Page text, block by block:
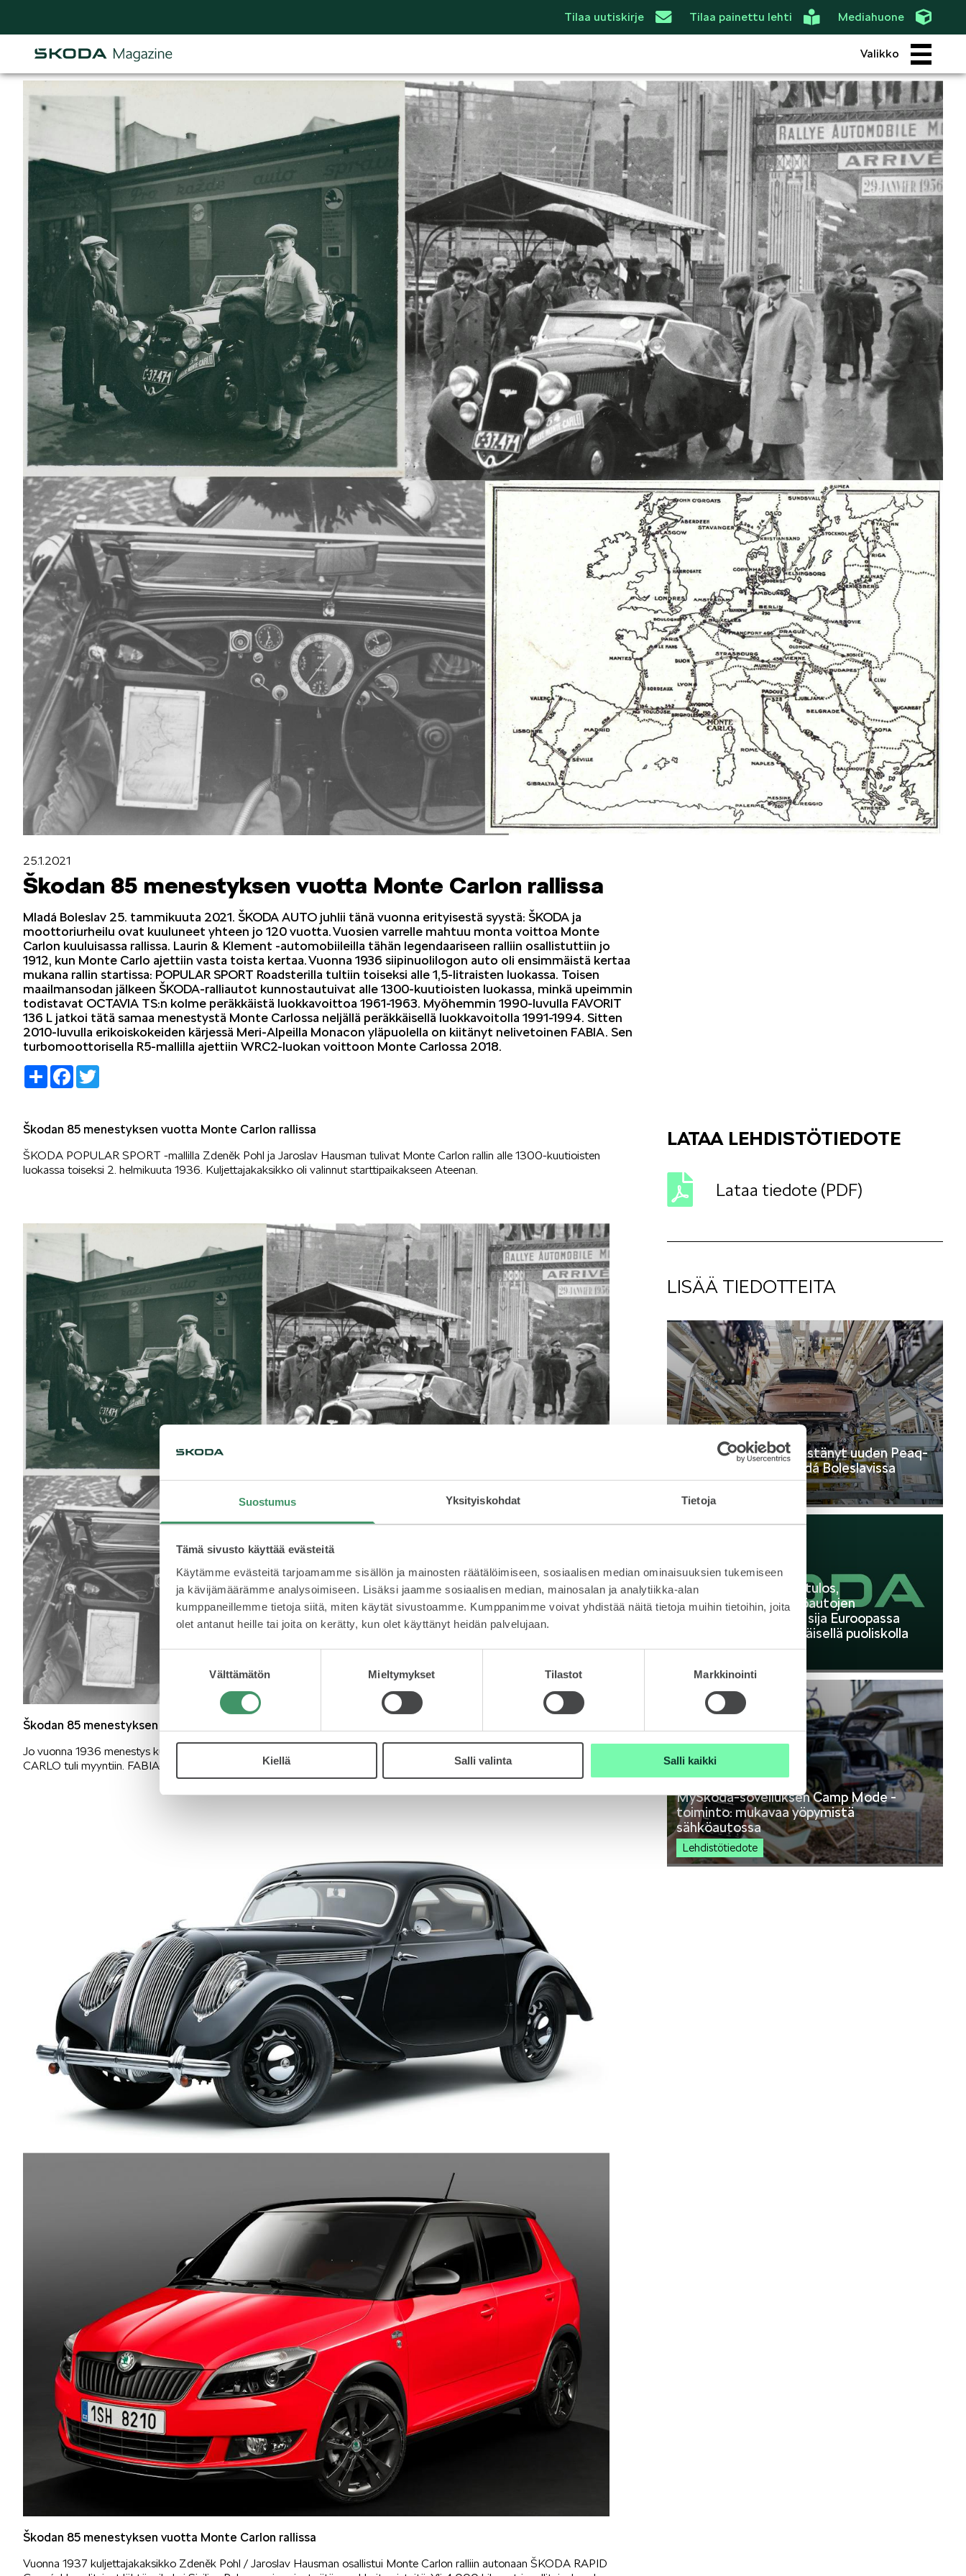
Suostumus Yksityiskohdat Tietoja
Tämä sivusto käyttää evästeitä
Käytämme evästeitä tarjoamamme sisällön ja mainosten räätälöimiseen, sosiaalisen median ominaisuuksien tukemiseen
ja kävijämäärämme analysoimiseen. Lisäksi jaamme sosiaalisen median, mainosalan ja analytiikka-alan
kumppaneillemme tietoja siitä, miten käytät sivustoamme. Kumppanimme voivat yhdistää näitä tietoja muihin tietoihin, joita
olet antanut heille tai joita on kerätty, kun olet käyttänyt heidän palvelujaan.
Välttämätön Mieltymykset Tilastot Markkinointi
Kiellä Salli valinta Salli kaikki
Tilaa uutiskirje Tilaa painettu lehti Mediahuone
Valikko
Osastot
AJANKOHTAISTA & UUTTA LIFESTYLE ŠKODA SPONSOROI SIMPLY CLEVER
SÄHKÖAUTOILU KOEAJOSSA KAASUAUTOT KUVASSA
MEIDÄN ŠKODAMME ŠKODA PALVELEE VASTUULLISUUS ŠKODA 130 VUOTTA
ŠKODA MEDIASSA
SPONSOROINTI &
YHTEISTYÖ
KLASSIKOT RALLI
Mallit
FABIA OCTAVIA SCALA KAMIQ
KAROQ KODIAQ
ELROQ EPIQ PEAQ
25.1.2021
Škodan 85 menestyksen vuotta Monte Carlon rallissa
Mladá Boleslav 25. tammikuuta 2021. ŠKODA AUTO juhlii tänä vuonna erityisestä syystä: ŠKODA ja
moottoriurheilu ovat kuuluneet yhteen jo 120 vuotta. Vuosien varrelle mahtuu monta voittoa Monte
Carlon kuuluisassa rallissa. Laurin & Klement -automobiileilla tähän legendaariseen ralliin osallistuttiin jo
1912, kun Monte Carlo ajettiin vasta toista kertaa. Vuonna 1936 siipinuolilogon auto oli ensimmäistä kertaa
mukana rallin startissa: POPULAR SPORT Roadsterilla tultiin toiseksi alle 1,5-litraisten luokassa. Toisen
maailmansodan jälkeen ŠKODA-ralliautot kunnostautuivat alle 1300-kuutioisten luokassa, minkä upeimmin
todistavat OCTAVIA TS:n kolme peräkkäistä luokkavoittoa 1961-1963. Myöhemmin 1990-luvulla FAVORIT
136 L jatkoi tätä samaa menestystä Monte Carlossa neljällä peräkkäisellä luokkavoitolla 1991-1994. Sitten
2010-luvulla erikoiskokeiden kärjessä Meri-Alpeilla Monacon yläpuolella on kiitänyt nelivetoinen FABIA. Sen
turbomoottorisella R5-mallilla ajettiin WRC2-luokan voittoon Monte Carlossa 2018.
Share Facebook
Škodan 85 menestyksen vuotta Monte Carlon rallissa
ŠKODA POPULAR SPORT -mallilla Zdeněk Pohl ja Jaroslav Hausman tulivat Monte Carlon rallin alle 1300-kuutioisten
luokassa toiseksi 2. helmikuuta 1936. Kuljettajakaksikko oli valinnut starttipaikakseen Ateenan.
Škodan 85 menestyksen vuotta Monte Carlon rallissa
Jo vuonna 1936 menestys kuuluisassa rallissa näkyi ensimmäisen kerran automallin nimessä, kun POPULAR MONTE
CARLO tuli myyntiin. FABIA-mallistossa MONTE CARLO -mallinimi on tuttu jo vuodesta 2011.
Škodan 85 menestyksen vuotta Monte Carlon rallissa
Vuonna 1937 kuljettajakaksikko Zdeněk Pohl / Jaroslav Hausman osallistui Monte Carlon ralliin autonaan ŠKODA RAPID
LATAA LEHDISTÖTIEDOTE
Lataa tiedote (PDF)
LISÄÄ TIEDOTTEITA
Škoda Auto on käynnistänyt uuden Peaq-
mallin tuotannon Mladá Boleslavissa
24.7.2026
Škoda Autolta vahva tulos,
ennätykselliset sähköautojen
toimitukset ja toinen sija Euroopassa
vuoden 2026 ensimmäisellä puoliskolla
Lehdistötiedote
MyŠkoda-sovelluksen Camp Mode -
toiminto: mukavaa yöpymistä
sähköautossa
Lehdistötiedote